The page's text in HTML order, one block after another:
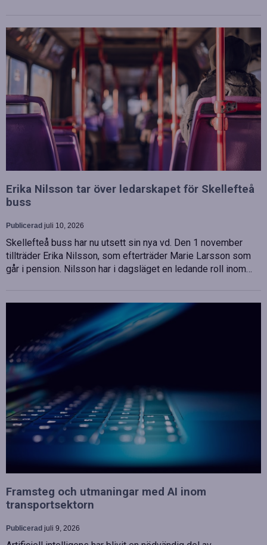
Erika Nilsson tar över ledarskapet för Skellefteå
buss
Publicerad juli 10, 2026
Skellefteå buss har nu utsett sin nya vd. Den 1 november
tillträder Erika Nilsson, som efterträder Marie Larsson som
går i pension. Nilsson har i dagsläget en ledande roll inom…
Framsteg och utmaningar med AI inom
transportsektorn
Publicerad juli 9, 2026